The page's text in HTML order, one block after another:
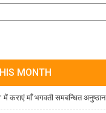
MONTH
में कराएं माँ भगवती समबन्धित अनुष्ठान